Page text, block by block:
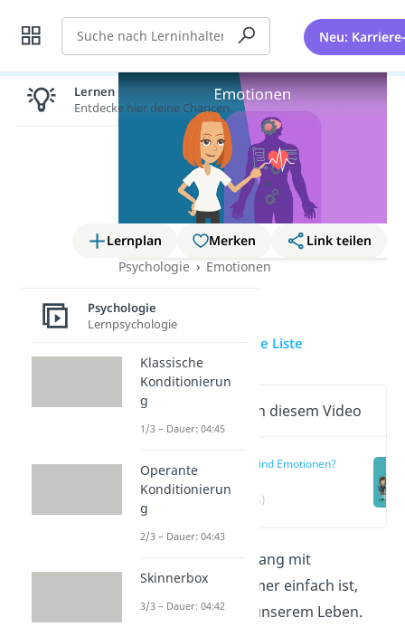
Suche Neu:
Lernplan Merken
Link teilen
Psychologie
Emotionen
Emotionen
Gefühle Liste
Wichtige Inhalte in diesem Video
Was sind Emotionen?
(00:14)
Auch wenn der Umgang mit
Emotionen nicht immer einfach ist,
brauchen wir sie in unserem Leben.
Lernen lohnt sich!
Entdecke hier deine Chancen.
Psychologie
Lernpsychologie
Klassische
Konditionierun
g
1/3 – Dauer: 04:45
Operante
Konditionierun
g
2/3 – Dauer: 04:43
Skinnerbox
3/3 – Dauer: 04:42